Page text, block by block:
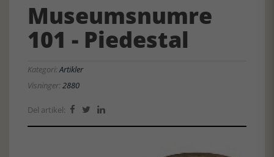
Museumsnumre
101 - Piedestal
Kategori:Artikler
Visninger:2880
Del artikel:   